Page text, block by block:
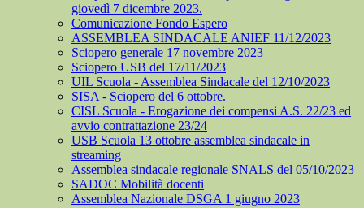
giovedì 7 dicembre 2023.
Comunicazione Fondo Espero
ASSEMBLEA SINDACALE ANIEF 11/12/2023
Sciopero generale 17 novembre 2023
Sciopero USB del 17/11/2023
UIL Scuola - Assemblea Sindacale del 12/10/2023
SISA - Sciopero del 6 ottobre.
CISL Scuola - Erogazione dei compensi A.S. 22/23 ed
avvio contrattazione 23/24
USB Scuola 13 ottobre assemblea sindacale in
streaming
Assemblea sindacale regionale SNALS del 05/10/2023
SADOC Mobilità docenti
Assemblea Nazionale DSGA 1 giugno 2023